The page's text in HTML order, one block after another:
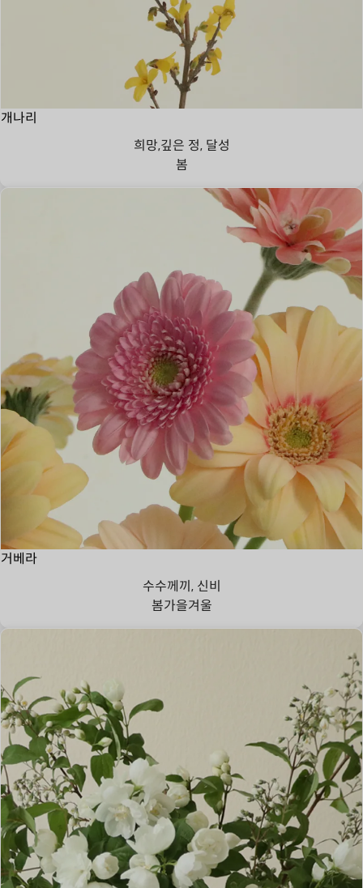
개나리
희망,깊은 정, 달성
봄
거베라
수수께끼, 신비
봄가을겨울